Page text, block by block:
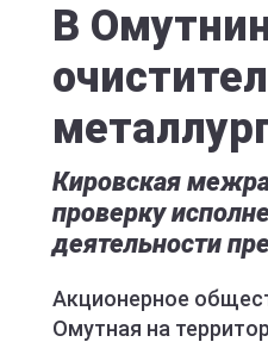
В
Кировская
проверку
деятельности
Акционерное
Омутная на